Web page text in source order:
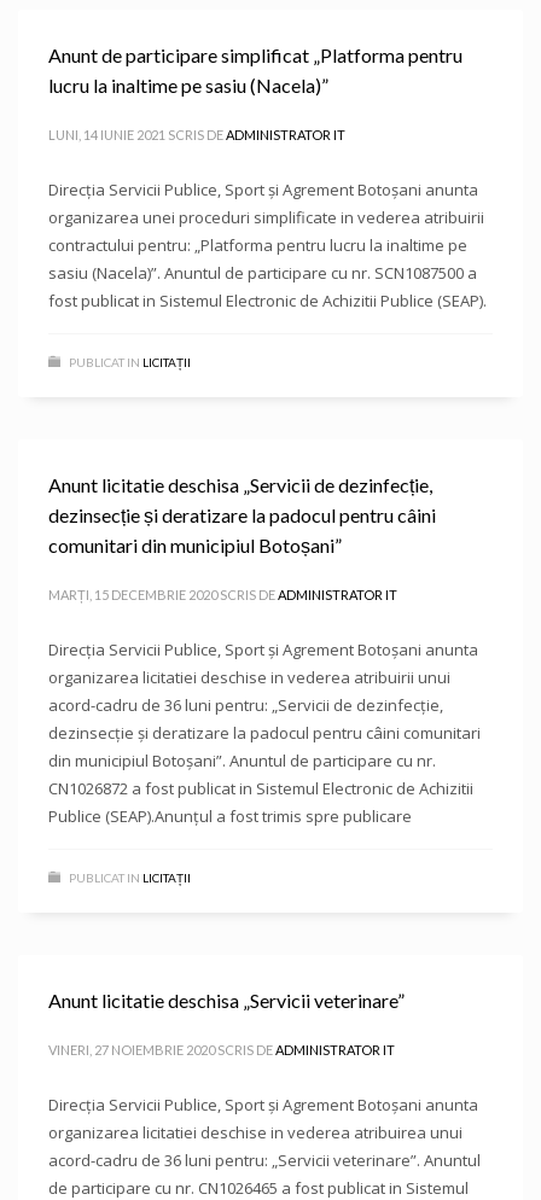
Anunt de participare simplificat „Platforma pentru
lucru la inaltime pe sasiu (Nacela)”
LUNI, 14 IUNIE 2021 SCRIS DEADMINISTRATOR IT
Direcţia Servicii Publice, Sport şi Agrement Botoşani anunta
organizarea unei proceduri simplificate in vederea atribuirii
contractului pentru: „Platforma pentru lucru la inaltime pe
sasiu (Nacela)”. Anuntul de participare cu nr. SCN1087500 a
fost publicat in Sistemul Electronic de Achizitii Publice (SEAP).
PUBLICAT IN LICITAȚII
Anunt licitatie deschisa „Servicii de dezinfecție,
dezinsecție și deratizare la padocul pentru câini
comunitari din municipiul Botoșani”
MARȚI, 15 DECEMBRIE 2020 SCRIS DEADMINISTRATOR IT
Direcţia Servicii Publice, Sport şi Agrement Botoşani anunta
organizarea licitatiei deschise in vederea atribuirii unui
acord-cadru de 36 luni pentru: „Servicii de dezinfecție,
dezinsecție și deratizare la padocul pentru câini comunitari
din municipiul Botoșani”. Anuntul de participare cu nr.
CN1026872 a fost publicat in Sistemul Electronic de Achizitii
Publice (SEAP).Anunțul a fost trimis spre publicare
PUBLICAT IN LICITAȚII
Anunt licitatie deschisa „Servicii veterinare”
VINERI, 27 NOIEMBRIE 2020 SCRIS DEADMINISTRATOR IT
Direcţia Servicii Publice, Sport şi Agrement Botoşani anunta
organizarea licitatiei deschise in vederea atribuirea unui
acord-cadru de 36 luni pentru: „Servicii veterinare”. Anuntul
de participare cu nr. CN1026465 a fost publicat in Sistemul